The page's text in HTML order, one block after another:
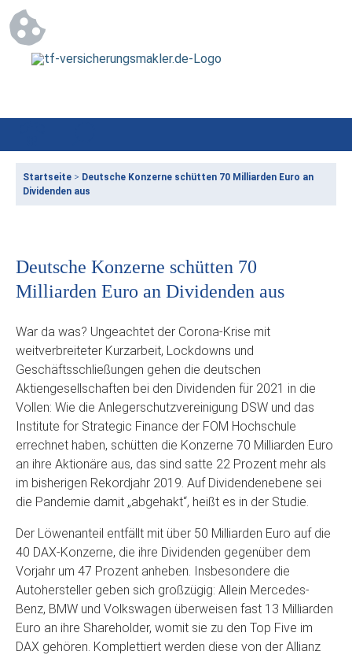
Startseite > Deutsche Konzerne schütten 70 Milliarden Euro an
Dividenden aus
Deutsche Konzerne schütten 70
Milliarden Euro an Dividenden aus
War da was? Ungeachtet der Corona-Krise mit
weitverbreiteter Kurzarbeit, Lockdowns und
Geschäftsschließungen gehen die deutschen
Aktiengesellschaften bei den Dividenden für 2021 in die
Vollen: Wie die Anlegerschutzvereinigung DSW und das
Institute for Strategic Finance der FOM Hochschule
errechnet haben, schütten die Konzerne 70 Milliarden Euro
an ihre Aktionäre aus, das sind satte 22 Prozent mehr als
im bisherigen Rekordjahr 2019. Auf Dividendenebene sei
die Pandemie damit „abgehakt“, heißt es in der Studie.
Der Löwenanteil entfällt mit über 50 Milliarden Euro auf die
40 DAX-Konzerne, die ihre Dividenden gegenüber dem
Vorjahr um 47 Prozent anheben. Insbesondere die
Autohersteller geben sich großzügig: Allein Mercedes-
Benz, BMW und Volkswagen überweisen fast 13 Milliarden
Euro an ihre Shareholder, womit sie zu den Top Five im
DAX gehören. Komplettiert werden diese von der Allianz